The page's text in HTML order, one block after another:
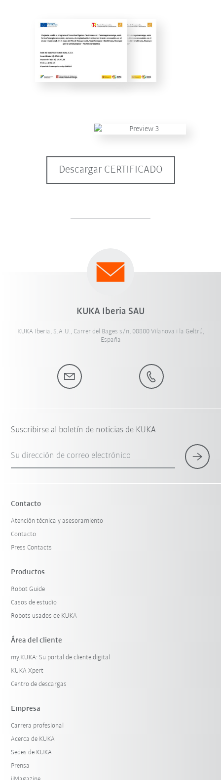
Descargar CERTIFICADO
KUKA Iberia SAU
KUKA Iberia, S.A.U., Carrer del Bages s/n, 08800 Vilanova i la Geltrú,
España
Suscribirse al boletín de noticias de KUKA
Su dirección de correo electrónico
Contacto
Atención técnica y asesoramiento
Contacto
Press Contacts
Productos
Robot Guide
Casos de estudio
Robots usados de KUKA
Área del cliente
my.KUKA: Su portal de cliente digital
KUKA Xpert
Centro de descargas
Empresa
Carrera profesional
Acerca de KUKA
Sedes de KUKA
Prensa